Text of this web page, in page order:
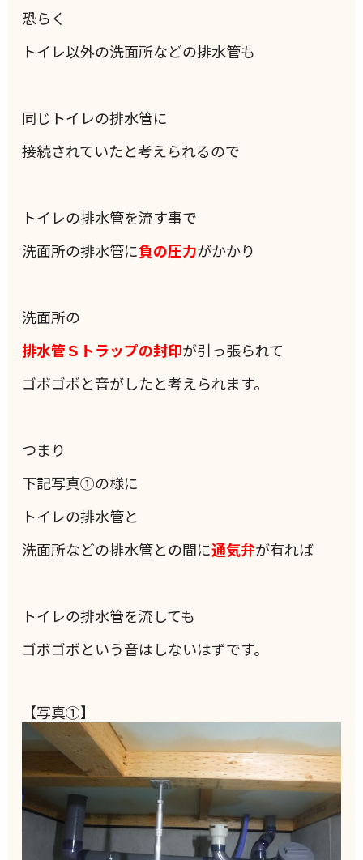
恐らく
トイレ以外の洗面所などの排水管も
同じトイレの排水管に
接続されていたと考えられるので
トイレの排水管を流す事で
洗面所の排水管に負の圧力がかかり
洗面所の
排水管Ｓトラップの封印が引っ張られて
ゴボゴボと音がしたと考えられます。
つまり
下記写真①の様に
トイレの排水管と
洗面所などの排水管との間に通気弁が有れば
トイレの排水管を流しても
ゴボゴボという音はしないはずです。
【写真①】